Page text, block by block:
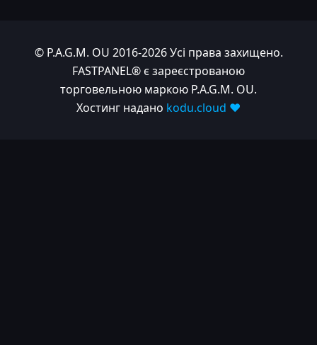
© P.A.G.M. OU 2016-2026 Усі права захищено.
FASTPANEL® є зареєстрованою
торговельною маркою P.A.G.M. OU.
Хостинг надано kodu.cloud ❤️